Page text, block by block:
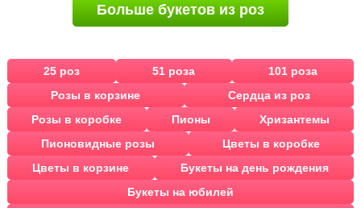
Больше букетов из роз
25 роз 51 роза
101 роза
Розы в корзине
Сердца из роз
Розы в коробке
Пионы
Хризантемы
Пионовидные розы
Цветы в коробке
Цветы в корзине
Букеты на день рождения
Букеты на юбилей